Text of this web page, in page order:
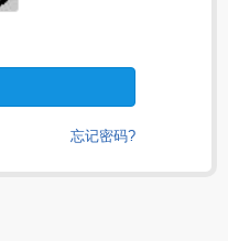
忘记密码?